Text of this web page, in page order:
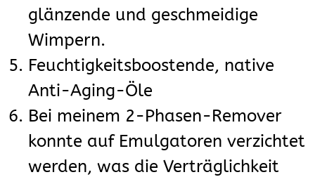
glänzende und geschmeidige
Wimpern.
Feuchtigkeitsboostende, native
Anti-Aging-Öle
Bei meinem 2-Phasen-Remover
konnte auf Emulgatoren verzichtet
werden, was die Verträglichkeit